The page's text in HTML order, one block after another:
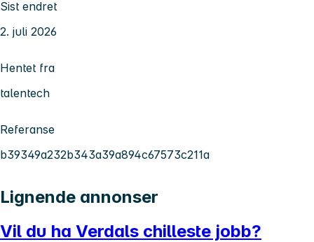
Sist endret
2. juli 2026
Hentet fra
talentech
Referanse
b39349a232b343a39a894c67573c211a
Lignende annonser
Vil du ha Verdals chilleste jobb?